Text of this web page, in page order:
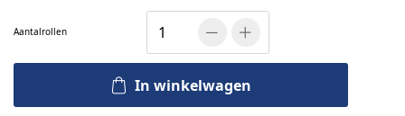
Aantalrollen
In winkelwagen